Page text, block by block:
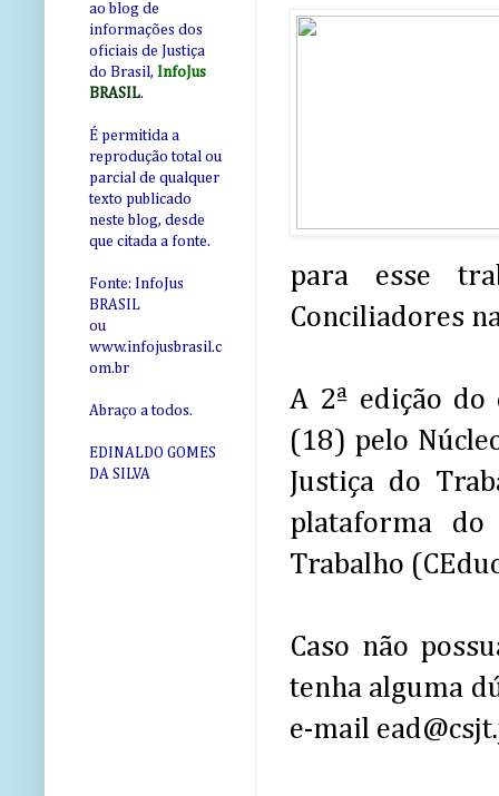
para esse
Conciliadores
A 2ª edição
(18) pelo
Justiça do
plataforma do
Trabalho
Caso não
tenha alguma
e-mail
ao blog de
informações dos
oficiais de Justiça
do Brasil, InfoJus
BRASIL.
É permitida a
reprodução total ou
parcial de qualquer
texto publicado
neste blog, desde
que citada a fonte.
Fonte: InfoJus
BRASIL
ou
www.infojusbrasil.c
om.br
Abraço a todos.
EDINALDO GOMES
DA SILVA